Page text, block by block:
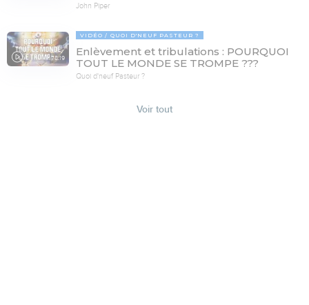
John Piper
78:19
VIDÉO QUOI D'NEUF PASTEUR ?
Enlèvement et tribulations : POURQUOI
TOUT LE MONDE SE TROMPE ???
Quoi d'neuf Pasteur ?
Voir tout